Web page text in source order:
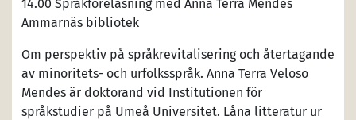
14.00 Språkföreläsning med Anna Terra Mendes
Ammarnäs bibliotek
Om perspektiv på språkrevitalisering och återtagande
av minoritets- och urfolksspråk. Anna Terra Veloso
Mendes är doktorand vid Institutionen för
språkstudier på Umeå Universitet. Låna litteratur ur